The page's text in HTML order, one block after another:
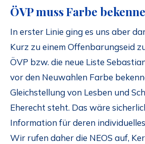
ÖVP muss Farbe
In erster Linie ging es uns aber
Kurz zu einem Offenbarungseid
ÖVP bzw. die neue Liste
vor den Neuwahlen Farbe
Gleichstellung von Lesben und
Eherecht steht. Das wäre
Information für deren
Wir rufen daher die NEOS auf,